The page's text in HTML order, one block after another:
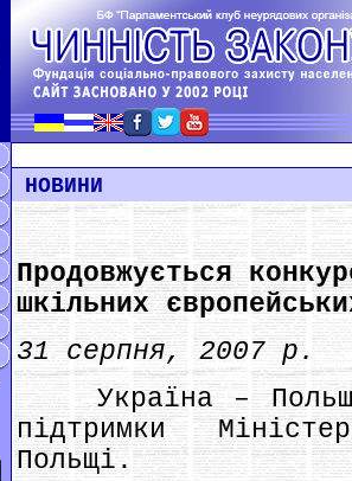
НОВИНИ
Продовжується
шкільних
31 серпня, 2007 р.
Україна –
підтримки
Польщі.